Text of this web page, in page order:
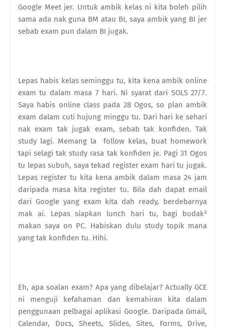
Google Meet jer. Untuk ambik kelas ni kita boleh pilih
sama ada nak guna BM atau BI, saya ambik yang BI jer
sebab exam pun dalam BI jugak.
Lepas habis kelas seminggu tu, kita kena ambik online
exam tu dalam masa 7 hari. Ni syarat dari SOLS 27/7.
Saya habis online class pada 28 Ogos, so plan ambik
exam dalam cuti hujung minggu tu. Dari hari ke sehari
nak exam tak jugak exam, sebab tak konfiden. Tak
study lagi. Memang la follow kelas, buat homework
tapi selagi tak study rasa tak konfiden je. Pagi 31 Ogos
tu lepas subuh, saya tekad register exam hari tu jugak.
Lepas register tu kita kena ambik dalam masa 24 jam
daripada masa kita register tu. Bila dah dapat email
dari Google yang exam kita dah ready, berdebarnya
mak ai. Lepas siapkan lunch hari tu, bagi budak²
makan saya on PC. Habiskan dulu study topik mana
yang tak konfiden tu. Hihi.
Eh, apa soalan exam? Apa yang dibelajar? Actually GCE
ni menguji kefahaman dan kemahiran kita dalam
penggunaan pelbagai aplikasi Google. Daripada Gmail,
Calendar, Docs, Sheets, Slides, Sites, Forms, Drive,